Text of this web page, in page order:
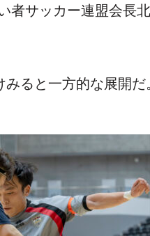
者サッカー連盟会長
ると一方的な展開